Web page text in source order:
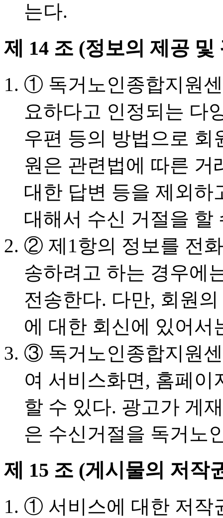
는다.
제 14 조 (정보의 제공 및
① 독거노인종합지원
요하다고 인정되는 다
우편 등의 방법으로 회
원은 관련법에 따른 거
대한 답변 등을 제외하
대해서 수신 거절을 할
② 제1항의 정보를 전
송하려고 하는 경우에
전송한다. 다만, 회원
에 대한 회신에 있어서
③ 독거노인종합지원
여 서비스화면, 홈페이
할 수 있다. 광고가 게
은 수신거절을 독거노
제 15 조 (게시물의 저작
① 서비스에 대한 저작